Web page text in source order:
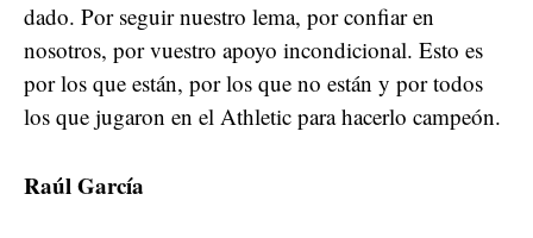
dado. Por seguir nuestro lema, por confiar en
nosotros, por vuestro apoyo incondicional. Esto es
por los que están, por los que no están y por todos
los que jugaron en el Athletic para hacerlo campeón.
Raúl García